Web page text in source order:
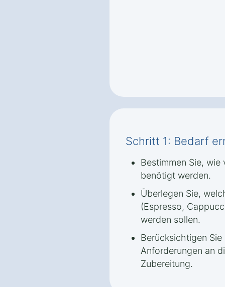
Schritt 1: Bedarf
Bestimmen Sie,
benötigt werden.
Überlegen Sie,
(Espresso,
werden sollen.
Berücksichtigen
Anforderungen an
Zubereitung.